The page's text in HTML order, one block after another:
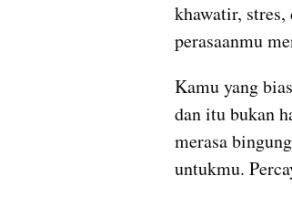
khawatir, stres,
perasaanmu
Kamu yang
dan itu bukan
merasa
untukmu.